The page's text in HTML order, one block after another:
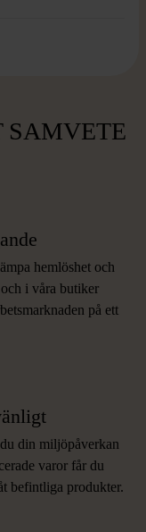
SAMVETE
hemlöshet och
i våra butiker
på ett
din miljöpåverkan
varor får du
befintliga produkter.